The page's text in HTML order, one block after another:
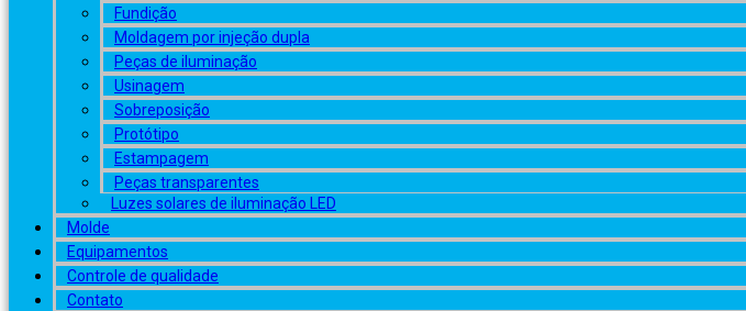
Fundição
Moldagem por injeção dupla
Peças de iluminação
Usinagem
Sobreposição
Protótipo
Estampagem
Peças transparentes
Luzes solares de iluminação LED
Molde
Equipamentos
Controle de qualidade
Contato